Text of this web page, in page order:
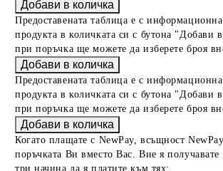
Предоставената таблица е с
продукта в количката си с бутона "Добави
при поръчка ще можете да изберете броя
Предоставената таблица е с
продукта в количката си с бутона "Добави
при поръчка ще можете да изберете броя
Когато плащате с NewPay, всъщност
поръчката Ви вместо Вас. Вие я получавате
три начина да я платите към тях: